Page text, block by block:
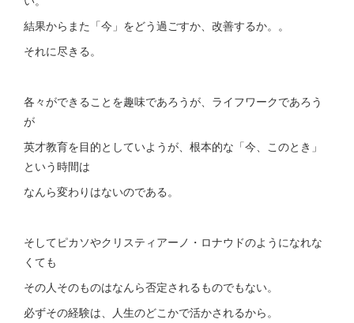
結果からまた「今」をどう過ごすか、改善するか。。
それに尽きる。
各々ができることを趣味であろうが、ライフワークであろう
が
英才教育を目的としていようが、根本的な「今、このとき」
という時間は
なんら変わりはないのである。
そしてピカソやクリスティアーノ・ロナウドのようになれな
くても
その人そのものはなんら否定されるものでもない。
必ずその経験は、人生のどこかで活かされるから。